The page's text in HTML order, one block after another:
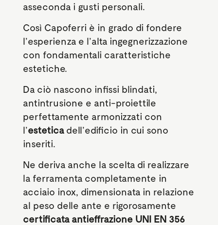
asseconda i gusti personali.
Così Capoferri è in grado di fondere
l’esperienza e l’alta ingegnerizzazione
con fondamentali caratteristiche
estetiche.
Da ciò nascono infissi blindati,
antintrusione e anti-proiettile
perfettamente armonizzati con
l’estetica dell’edificio in cui sono
inseriti.
Ne deriva anche la scelta di realizzare
la ferramenta completamente in
acciaio inox, dimensionata in relazione
al peso delle ante e rigorosamente
certificata antieffrazione UNI EN 356